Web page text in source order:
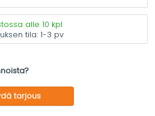
alle 10 kpl
tila:1-3 pv
tarjous